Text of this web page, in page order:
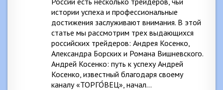
истории успеха и профессиональные
достижения заслуживают внимания. В этой
статье мы рассмотрим трех выдающихся
российских трейдеров: Андрея Косенко,
Александра Борских и Романа Вишневского.
Андрей Косенко: путь к успеху Андрей
Косенко, известный благодаря своему
каналу «ТОРГО́ВЕЦ», начал…